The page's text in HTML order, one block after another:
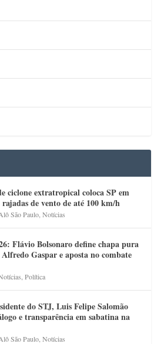
ciclone extratropical coloca SP em
de vento de até 100 km/h
São Paulo ,Notícias
Flávio Bolsonaro define chapa pura
Gaspar e aposta no combate
,Política
do STJ, Luis Felipe Salomão
e transparência em sabatina na
São Paulo ,Notícias